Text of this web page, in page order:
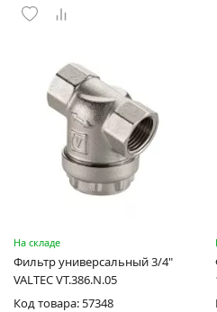
На складе
Фильтр универсальный 3/4"
VALTEC VT.386.N.05
Код товара: 57348